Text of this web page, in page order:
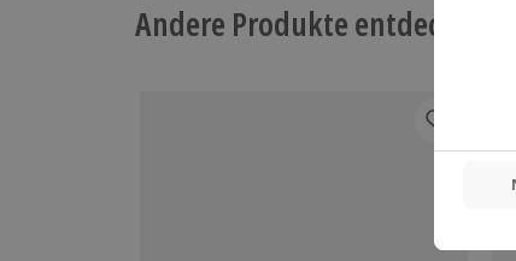
Andere Produkte entdecken